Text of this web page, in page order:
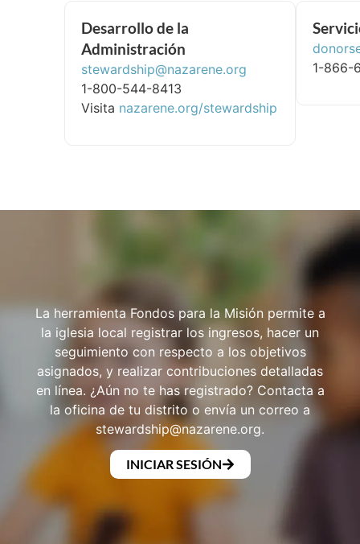
Desarrollo de la
Administración
stewardship@nazarene.org
1-800-544-8413
Visita nazarene.org/stewardship
1-866-
La herramienta Fondos para la Misión permite a
la iglesia local registrar los ingresos, hacer un
seguimiento con respecto a los objetivos
asignados, y realizar contribuciones detalladas
en línea. ¿Aún no te has registrado? Contacta a
la oficina de tu distrito o envía un correo a
stewardship@nazarene.org.
INICIAR SESIÓN